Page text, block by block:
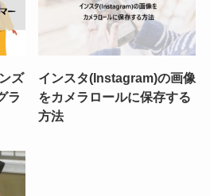
ズ
ラ
インスタ(Instagram)の画像
をカメラロールに保存する
方法